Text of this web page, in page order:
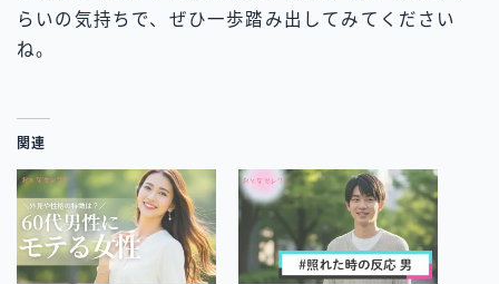
らいの気持ちで、ぜひ一歩踏み出してみてください
ね。
関連